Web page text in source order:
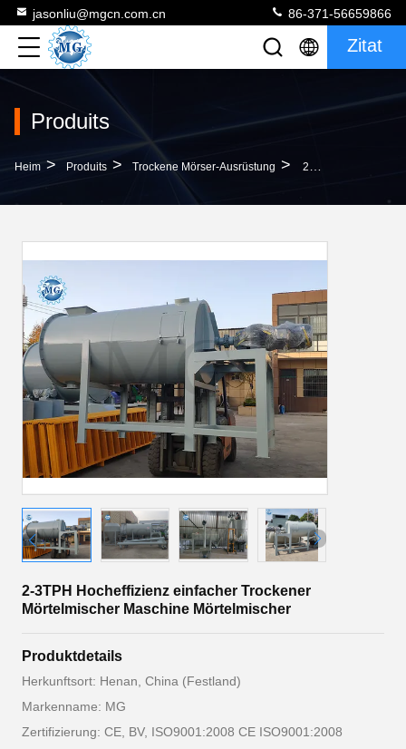
jasonliu@mgcn.com.cn 86-371-56659866
Zitat
Produits
Heim > Produits > Trockene Mörser-Ausrüstung > 2-3TPH Hocheffizienz Einfacher Trockener Mörtelmischer Maschine Mörtelmischer
2-3TPH Hocheffizienz einfacher Trockener
Mörtelmischer Maschine Mörtelmischer
Produktdetails
Herkunftsort: Henan, China (Festland)
Markenname: MG
Zertifizierung: CE, BV, ISO9001:2008 CE ISO9001:2008